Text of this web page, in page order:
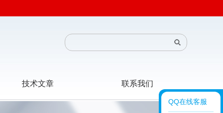
技术文章 联系我们
QQ在线客服